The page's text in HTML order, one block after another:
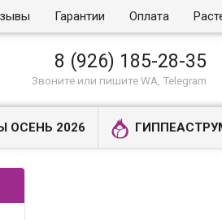
Гарантии Оплата
8 (926) 185-28-35
Звоните или пишите WA, Telegram
ОСЕНЬ 2026